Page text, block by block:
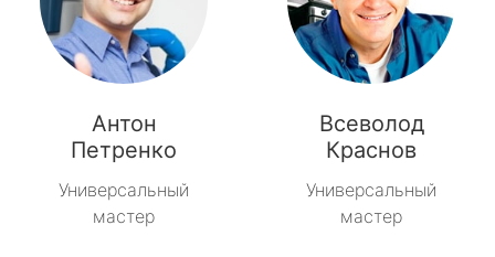
Антон
Петренко
Универсальный
мастер
Всеволод
Краснов
Универсальный
мастер